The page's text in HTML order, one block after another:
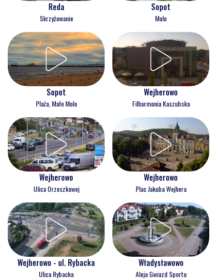
Reda
Skrzyżowanie
Sopot
Molo
Sopot
Plaża, Małe Molo
Wejherowo
Filharmonia Kaszubska
Wejherowo
Ulica Orzeszkowej
Wejherowo
Plac Jakuba Wejhera
Wejherowo - ul. Rybacka
Ulica Rybacka
Władysławowo
Aleja Gwiazd Sportu